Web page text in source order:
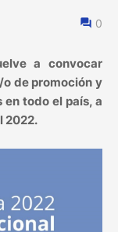
0
a convocar
de promoción y
todo el país, a
2022.